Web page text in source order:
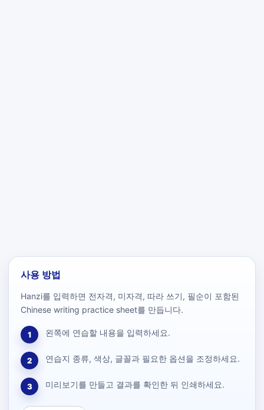
사용 방법
Hanzi를 입력하면 전자격, 미자격, 따라 쓰기, 필순이 포함된
Chinese writing practice sheet를 만듭니다.
1 왼쪽에 연습할 내용을 입력하세요.
2 연습지 종류, 색상, 글꼴과 필요한 옵션을 조정하세요.
3 미리보기를 만들고 결과를 확인한 뒤 인쇄하세요.